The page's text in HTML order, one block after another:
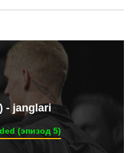
- janglari
(эпизод 5)